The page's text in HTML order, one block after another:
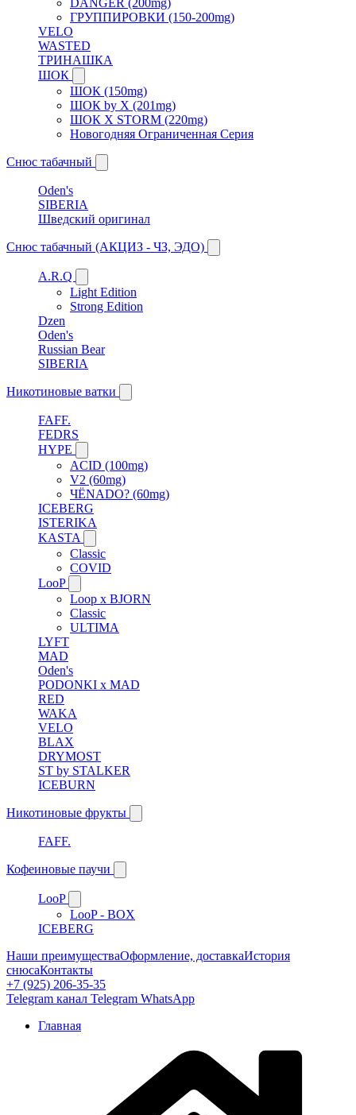
ГРУППИРОВКИ (150-200mg)
VELO
WASTED
ТРИНАШКА
ШОК
ШОК (150mg)
ШОК by X (201mg)
ШОК X STORM (220mg)
Новогодняя Ограниченная Серия
Снюс табачный
Oden's
SIBERIA
Шведский оригинал
Снюс табачный (АКЦИЗ - ЧЗ, ЭДО)
A.R.Q
Light Edition
Strong Edition
Dzen
Oden's
Russian Bear
SIBERIA
Никотиновые ватки
FAFF.
FEDRS
HYPE
ACID (100mg)
V2 (60mg)
ЧЁNADO? (60mg)
ICEBERG
ISTERIKA
KASTA
Classic
COVID
LooP
Loop x BJORN
Classic
ULTIMA
LYFT
MAD
Oden's
PODONKI x MAD
RED
WAKA
VELO
BLAX
DRYMOST
ST by STALKER
ICEBURN
Никотиновые фрукты
FAFF.
Кофеиновые паучи
LooP
LooP - BOX
ICEBERG
Наши преимуществаОформление, доставкаИстория
снюсаКонтакты
+7 (925) 206-35-35
Telegram канал Telegram WhatsApp
Главная